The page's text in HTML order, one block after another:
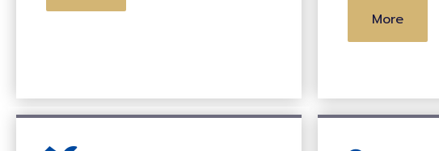
HOSTPAL
More